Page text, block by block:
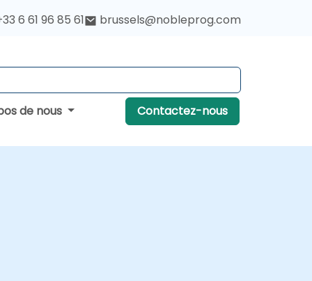
6 61 96 85 61 brussels@nobleprog.com
de nous Contactez-nous